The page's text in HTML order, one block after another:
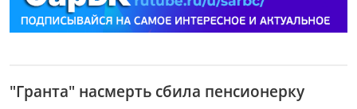
"Гранта" насмерть сбила пенсионерку